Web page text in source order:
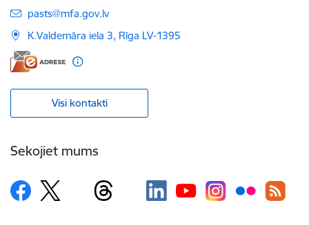
E-pasts:
pasts@mfa.gov.lv
K.Valdemāra iela 3, Rīga LV-1395
Visi kontakti
Sekojiet mums